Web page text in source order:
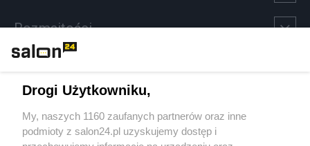
Rozmaitości
Sport
Społeczeństwo
Drogi Użytkowniku,
My, naszych 1160 zaufanych partnerów oraz inne
podmioty z salon24.pl uzyskujemy dostęp i